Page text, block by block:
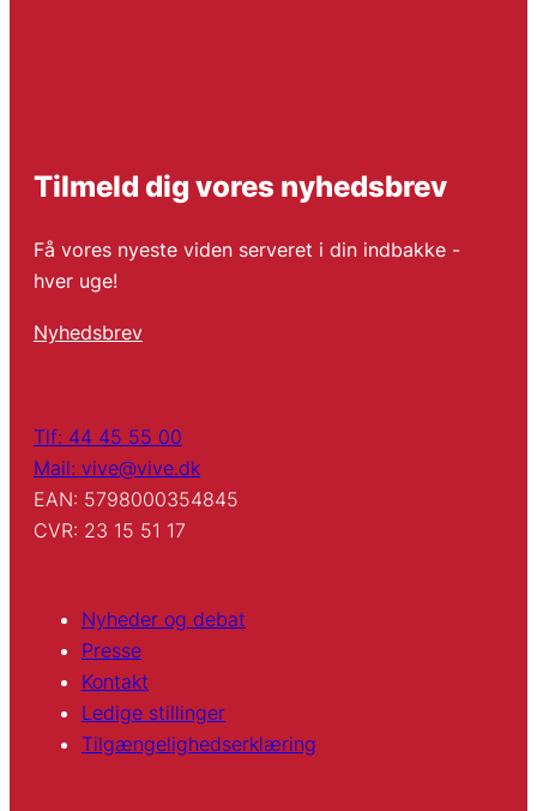
Tilmeld dig vores nyhedsbrev
Få vores nyeste viden serveret i din indbakke -
hver uge!
Nyhedsbrev
Tlf: 44 45 55 00
Mail: vive@vive.dk
EAN: 5798000354845
CVR: 23 15 51 17
Nyheder og debat
Presse
Kontakt
Ledige stillinger
Tilgængelighedserklæring